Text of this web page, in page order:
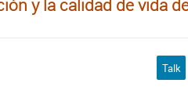
y la calidad de vida
Talk